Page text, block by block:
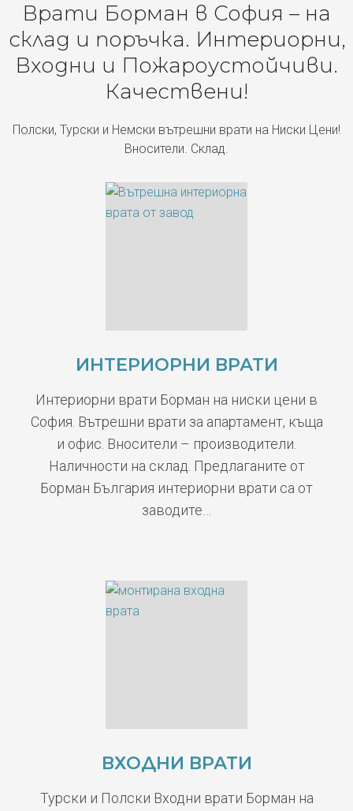
Врати Борман в София – на
склад и поръчка. Интериорни,
Входни и Пожароустойчиви.
Качествени!
Полски, Турски и Немски вътрешни врати на Ниски Цени!
Вносители. Склад.
ИНТЕРИОРНИ ВРАТИ
Интериорни врати Борман на ниски цени в
София. Вътрешни врати за апартамент, къща
и офис. Вносители – производители.
Наличности на склад. Предлаганите от
Борман България интериорни врати са от
заводите…
ВХОДНИ ВРАТИ
Турски и Полски Входни врати Борман на